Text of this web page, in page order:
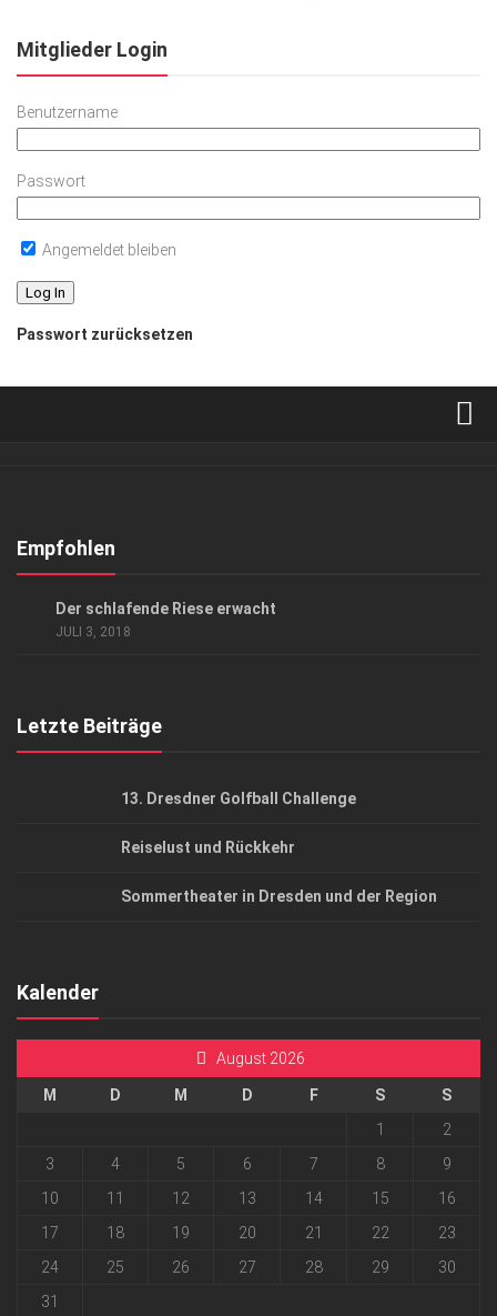
Mitglieder Login
Benutzername
Passwort
Angemeldet bleiben
Passwort zurücksetzen
Kontakt, Impressum
Empfohlen
Der schlafende Riese erwacht
JULI 3, 2018
Letzte Beiträge
13. Dresdner Golfball Challenge
Reiselust und Rückkehr
Sommertheater in Dresden und der Region
Kalender
August 2026
M D M D F S
S
1
2
3
4 5 6 7 8
9
10
11 12 13 14 15
16
17
18 19 20 21 22
23
24
25 26 27 28 29
30
31